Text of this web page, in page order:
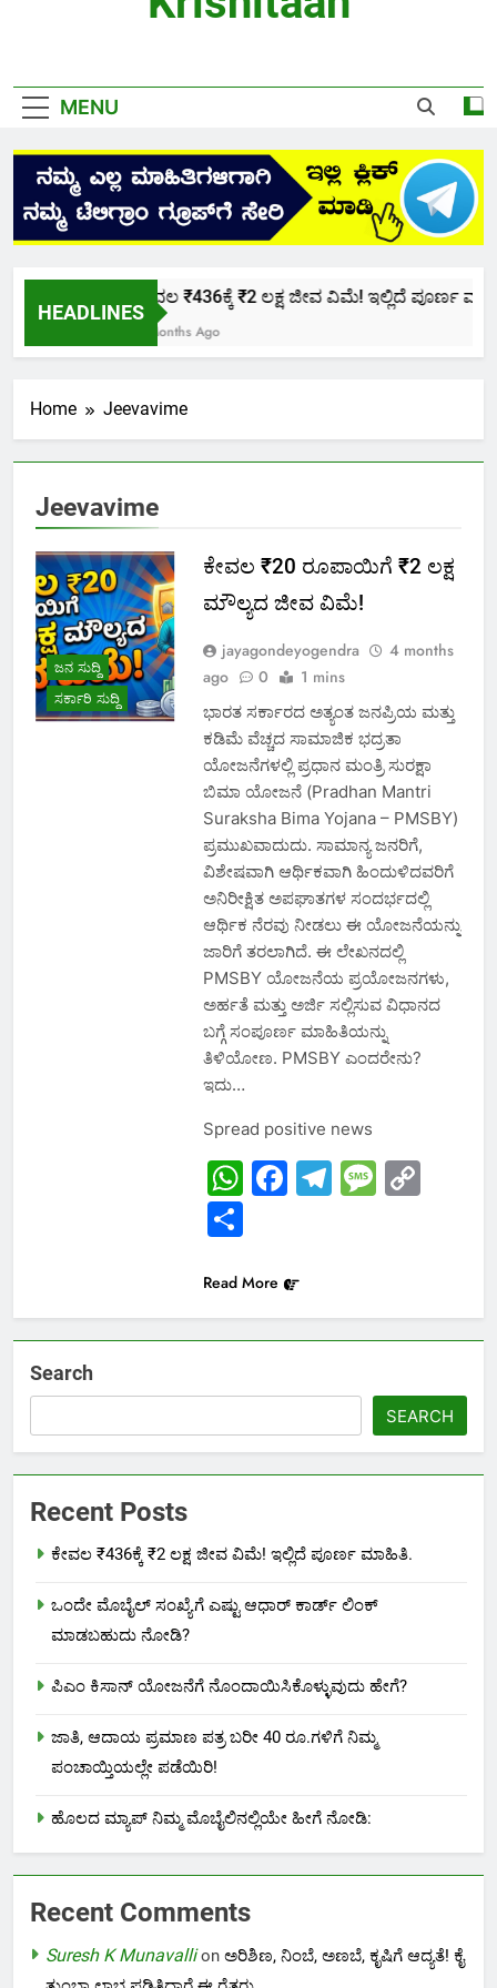
MENU
HEADLINES
ಕೇವಲ ₹436ಕ್ಕೆ ₹2 ಲಕ್ಷ ಜೀವ ವಿಮೆ! ಇಲ್ಲಿದೆ ಪೂರ್ಣ
2 Months Ago
Home Jeevavime
Jeevavime
ಜನ ಸುದ್ದಿ
ಸರ್ಕಾರಿ ಸುದ್ದಿ
ಕೇವಲ ₹20 ರೂಪಾಯಿಗೆ ₹2 ಲಕ್ಷ‌
ಮೌಲ್ಯದ ಜೀವ ವಿಮೆ!
jayagondeyogendra
4 months
ago
0 1 mins
ಭಾರತ ಸರ್ಕಾರದ ಅತ್ಯಂತ ಜನಪ್ರಿಯ ಮತ್ತು
ಕಡಿಮೆ ವೆಚ್ಚದ ಸಾಮಾಜಿಕ ಭದ್ರತಾ
ಯೋಜನೆಗಳಲ್ಲಿ ಪ್ರಧಾನ ಮಂತ್ರಿ ಸುರಕ್ಷಾ
ಬಿಮಾ ಯೋಜನೆ (Pradhan Mantri
Suraksha Bima Yojana – PMSBY)
ಪ್ರಮುಖವಾದುದು. ಸಾಮಾನ್ಯ ಜನರಿಗೆ,
ವಿಶೇಷವಾಗಿ ಆರ್ಥಿಕವಾಗಿ ಹಿಂದುಳಿದವರಿಗೆ
ಅನಿರೀಕ್ಷಿತ ಅಪಘಾತಗಳ ಸಂದರ್ಭದಲ್ಲಿ
ಆರ್ಥಿಕ ನೆರವು ನೀಡಲು ಈ ಯೋಜನೆಯನ್ನು
ಜಾರಿಗೆ ತರಲಾಗಿದೆ. ಈ ಲೇಖನದಲ್ಲಿ
PMSBY ಯೋಜನೆಯ ಪ್ರಯೋಜನಗಳು,
ಅರ್ಹತೆ ಮತ್ತು ಅರ್ಜಿ ಸಲ್ಲಿಸುವ ವಿಧಾನದ
ಬಗ್ಗೆ ಸಂಪೂರ್ಣ ಮಾಹಿತಿಯನ್ನು
ತಿಳಿಯೋಣ. PMSBY ಎಂದರೇನು?
ಇದು…
Spread positive news
WhatsApp
Facebook
Telegram
Share
Read More
Search
SEARCH
Recent Posts
ಕೇವಲ ₹436ಕ್ಕೆ ₹2 ಲಕ್ಷ ಜೀವ ವಿಮೆ! ಇಲ್ಲಿದೆ ಪೂರ್ಣ ಮಾಹಿತಿ.
ಒಂದೇ ಮೊಬೈಲ್ ಸಂಖ್ಯೆಗೆ ಎಷ್ಟು ಆಧಾರ್ ಕಾರ್ಡ್ ಲಿಂಕ್
ಮಾಡಬಹುದು ನೋಡಿ?
ಪಿಎಂ ಕಿಸಾನ್ ಯೋಜನೆಗೆ ನೊಂದಾಯಿಸಿಕೊಳ್ಳುವುದು ಹೇಗೆ?
ಜಾತಿ, ಆದಾಯ ಪ್ರಮಾಣ ಪತ್ರ ಬರೀ 40 ರೂ.ಗಳಿಗೆ ನಿಮ್ಮ
ಪಂಚಾಯ್ತಿಯಲ್ಲೇ ಪಡೆಯಿರಿ!
ಹೊಲದ ಮ್ಯಾಪ್ ನಿಮ್ಮ ಮೊಬೈಲಿನಲ್ಲಿಯೇ ಹೀಗೆ ನೋಡಿ:
Recent Comments
Suresh K Munavallion ಅರಿಶಿಣ, ನಿಂಬೆ, ಅಣಬೆ, ಕೃಷಿಗೆ ಆದ್ಯತೆ! ಕೈ